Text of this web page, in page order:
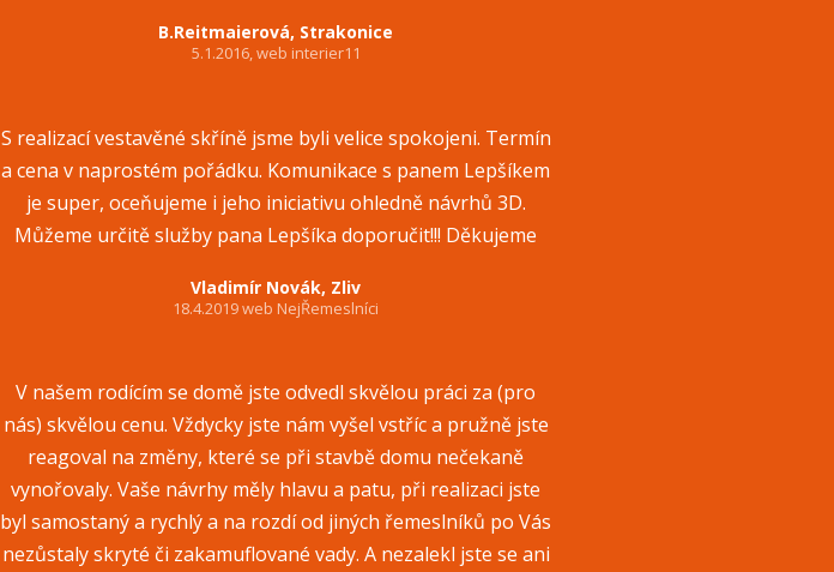
B.Reitmaierová, Strakonice
5.1.2016, web interier11
S realizací vestavěné skříně jsme byli velice spokojeni. Termín
a cena v naprostém pořádku. Komunikace s panem Lepšíkem
je super, oceňujeme i jeho iniciativu ohledně návrhů 3D.
Můžeme určitě služby pana Lepšíka doporučit!!! Děkujeme
Vladimír Novák, Zliv
18.4.2019 web NejŘemeslníci
V našem rodícím se domě jste odvedl skvělou práci za (pro
nás) skvělou cenu. Vždycky jste nám vyšel vstříc a pružně jste
reagoval na změny, které se při stavbě domu nečekaně
vynořovaly. Vaše návrhy měly hlavu a patu, při realizaci jste
byl samostaný a rychlý a na rozdí od jiných řemeslníků po Vás
nezůstaly skryté či zakamuflované vady. A nezalekl jste se ani